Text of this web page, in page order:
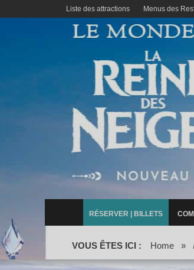
Liste des attractions Menus des
RÉSERVER | BILLETS
VOUS ÊTES ICI : Home »